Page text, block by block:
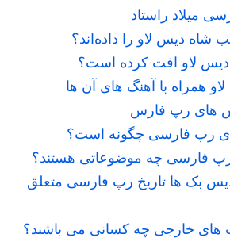
میلاد راستاد
دیس لاو را داده‌اند؟
لاو افت کرده است؟
همراه با آهنگ های آن ها
های رپ فارس
رپ فارسی چگونه است؟
فارسی چه موضوعاتی هستند؟
بک ها تاریخ رپ فارسی متعلق
های خارجی چه کسانی می باشند؟